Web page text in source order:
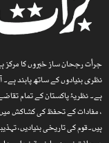
جرأت رجحان ساز خبروں کا مرکز
نظری بنیادوں کے ساتھ پابند
ہے۔ نظریۂ پاکستان کے تمام
، مفادات کے تحفظ کی کشاکش میں
ہیں۔قوم کی تاریخی بنیادیں،